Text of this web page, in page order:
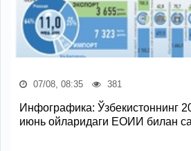
07/08, 08:35 381
Инфографика: Ўзбекистоннинг
июнь ойларидаги ЕОИИ билан